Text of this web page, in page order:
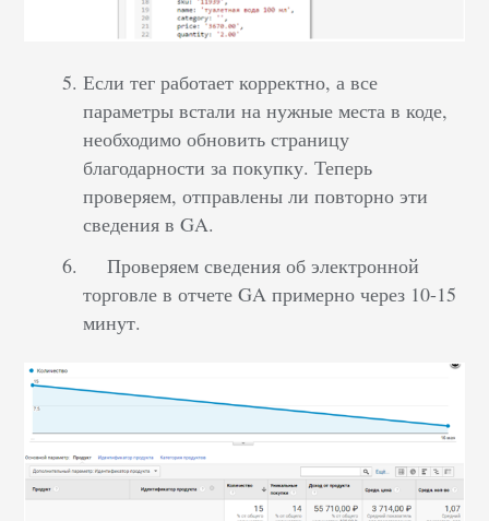
Если тег работает корректно, а все
параметры встали на нужные места в коде,
необходимо обновить страницу
благодарности за покупку. Теперь
проверяем, отправлены ли повторно эти
сведения в GA.
Проверяем сведения об электронной
торговле в отчете GA примерно через 10-15
минут.